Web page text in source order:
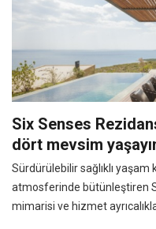
Six Senses
dört mevsim
Sürdürülebilir sağlıklı
atmosferinde bütünleştiren
mimarisi ve hizmet